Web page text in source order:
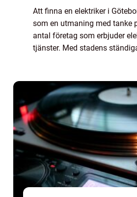
Att finna en elektriker i
som en utmaning med tanke
antal företag som erbjuder
tjänster. Med stadens